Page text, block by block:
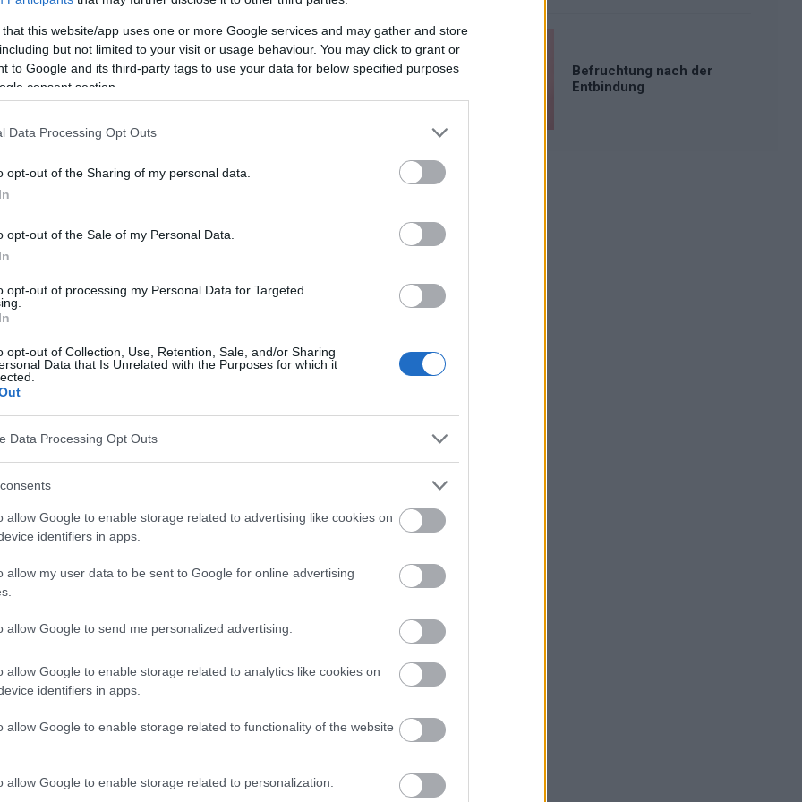
that this website/app uses one or more Google services and may gather and store
but not limited to your visit or usage behaviour. You may click to grant or
to Google and its third-party tags to use your data for below specified purposes
consent section.
Data Processing Opt Outs
opt-out of the Sharing of my personal data.
opt-out of the Sale of my Personal Data.
opt-out of processing my Personal Data for Targeted
opt-out of Collection, Use, Retention, Sale, and/or Sharing
Data that Is Unrelated with the Purposes for which it
Data Processing Opt Outs
allow Google to enable storage related to advertising like cookies on
identifiers in apps.
allow my user data to be sent to Google for online advertising
allow Google to send me personalized advertising.
allow Google to enable storage related to analytics like cookies on
identifiers in apps.
allow Google to enable storage related to functionality of the website
allow Google to enable storage related to personalization.
über die Gesundheit des Babys?
Test?
Test?
beinhaltet er?
Test
, der im ersten Trimester der Schwangerschaft
um einen
Baby dar. Der PAPPA-Test gilt als der Test, mit
werden können. Bei diesem Test wird der
Kryptoren darin zu bestimmen. Das Blut für den
11. Schwangerschaftswoche und 13 Wochen
Warum ist das so wichtig? Dies ist der
wenn das Fehlerrisiko am
11 Wochen und 13 Wochen und 6 Tagen sind die
am besten sichtbar und werden bei der
Der PAPPA-Test wird aufgrund der
Mutter auch als 'Doppeltest' bezeichnet.
PAPPA-Kryptors und des freien Beta-Einheits-
immer von einem Arzt interpretiert werden! Wichtig
pränatale Tests durchzuführen. Ärzte, die eine
Ausbildung absolviert und die Prüfung
aufgeführt. Diese Ärzte sind befugt, ein
der Grundlage der nach der Blutuntersuchung
die Berechnung des Basisrisikos und des
Befruchtung nach der
Entbindung